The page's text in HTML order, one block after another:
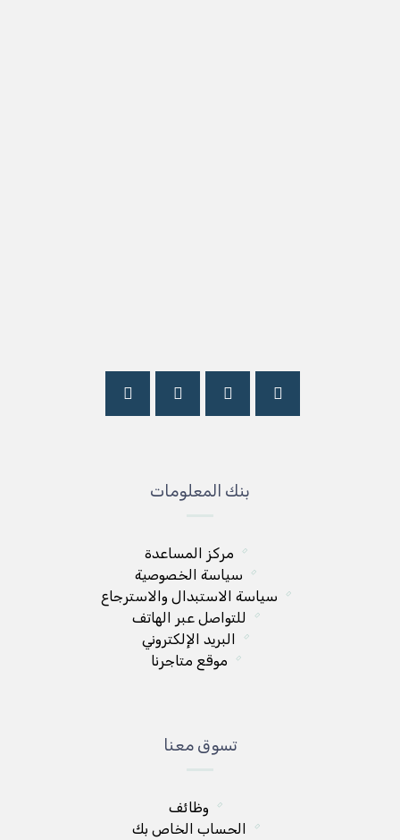
بنك المعلومات
مركز المساعدة
سياسة الخصوصية
سياسة الاستبدال والاسترجاع
للتواصل عبر الهاتف
البريد الإلكتروني
موقع متاجرنا
تسوق معنا
وظائف
الحساب الخاص بك